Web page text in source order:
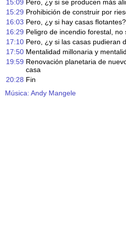
15:09 Pero, ¿y si se producen más
15:29 Prohibición de construir por
16:03 Pero, ¿y si hay casas flotantes?
16:29 Peligro de incendio forestal,
17:10 Pero, ¿y si las casas pudieran
17:50 Mentalidad millonaria y
19:59 Renovación planetaria de
casa
20:28 Fin
Música: Andy Mangele